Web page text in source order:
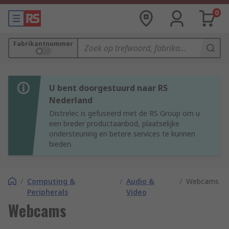
0
Fabrikantnummer
U bent doorgestuurd naar RS
Nederland
Distrelec is gefuseerd met de RS Group om u
een breder productaanbod, plaatselijke
ondersteuning en betere services te kunnen
bieden.
/ Computing &
Peripherals
/ Audio &
Video
/ Webcams
Webcams